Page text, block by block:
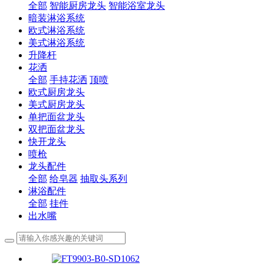
全部 智能厨房龙头 智能浴室龙头
暗装淋浴系统
欧式淋浴系统
美式淋浴系统
升降杆
花洒
全部 手持花洒 顶喷
欧式厨房龙头
美式厨房龙头
单把面盆龙头
双把面盆龙头
快开龙头
喷枪
龙头配件
全部 给皂器 抽取头系列
淋浴配件
全部 挂件
出水嘴